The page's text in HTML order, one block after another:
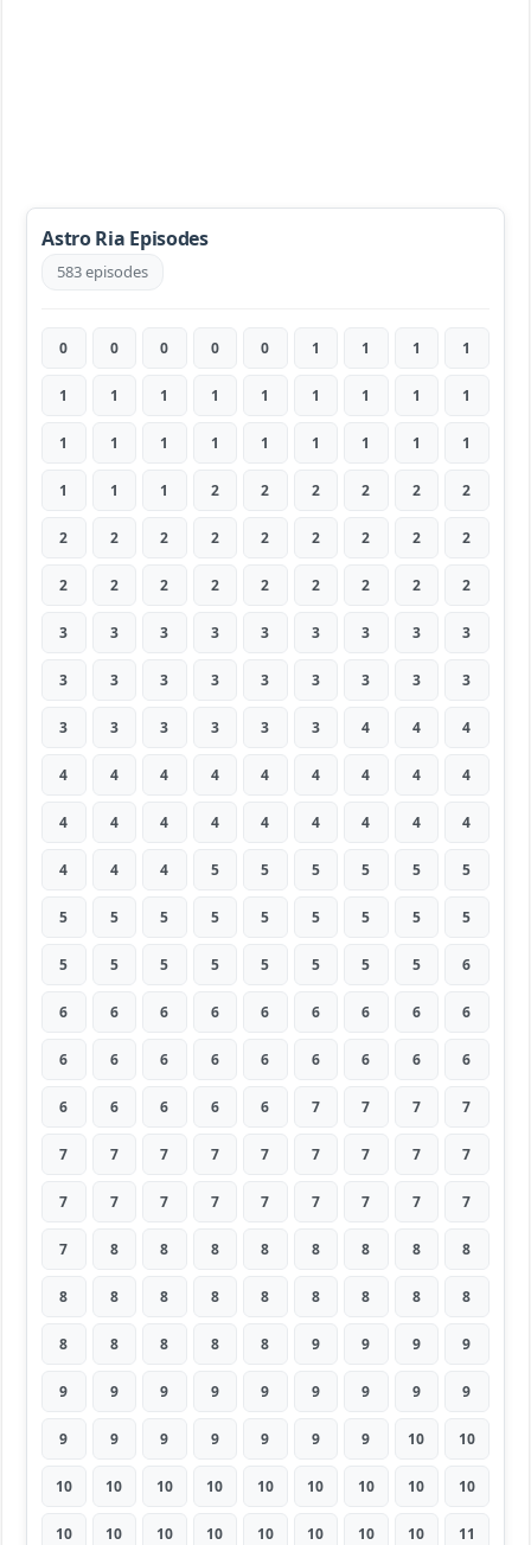
Astro Ria Episodes
583 episodes
0 0 0 0 0 1 1 1 1
1 1 1 1 1 1 1 1 1
1 1 1 1 1 1 1 1 1
1 1 1 2 2 2 2 2 2
2 2 2 2 2 2 2 2 2
2 2 2 2 2 2 2 2 2
3 3 3 3 3 3 3 3 3
3 3 3 3 3 3 3 3 3
3 3 3 3 3 3 4 4 4
4 4 4 4 4 4 4 4 4
4 4 4 4 4 4 4 4 4
4 4 4 5 5 5 5 5 5
5 5 5 5 5 5 5 5 5
5 5 5 5 5 5 5 5 6
6 6 6 6 6 6 6 6 6
6 6 6 6 6 6 6 6 6
6 6 6 6 6 7 7 7 7
7 7 7 7 7 7 7 7 7
7 7 7 7 7 7 7 7 7
7 8 8 8 8 8 8 8 8
8 8 8 8 8 8 8 8 8
8 8 8 8 8 9 9 9 9
9 9 9 9 9 9 9 9 9
9 9 9 9 9 9 9 10 10
10 10 10 10 10 10 10 10 10
10 10 10 10 10 10 10 10 11